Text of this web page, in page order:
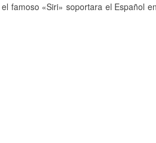
famoso «Siri» soportara el Español